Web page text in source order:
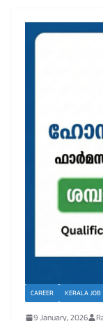
CAREER KERALA JOB
9 January, 2026